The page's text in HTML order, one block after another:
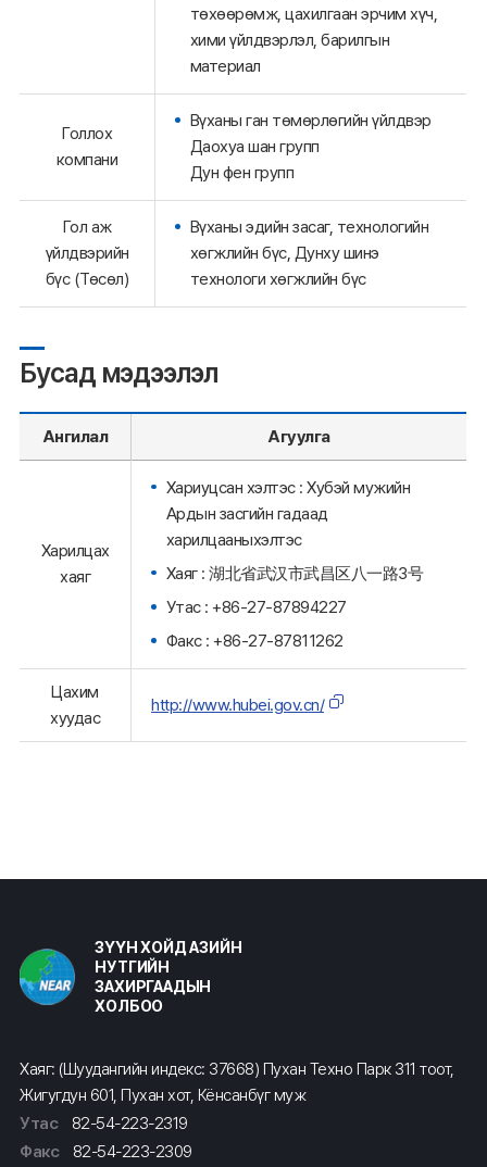
төхөөрөмж, цахилгаан эрчим хүч,
хими үйлдвэрлэл, барилгын
материал
Голлох
компани
Вүханы ган төмөрлөгийн үйлдвэр
Даохуа шан групп
Дун фен групп
Гол аж
үйлдвэрийн
бүс (Төсөл)
Вүханы эдийн засаг, технологийн
хөгжлийн бүс, Дунху шинэ
технологи хөгжлийн бүс
Бусад мэдээлэл
Ангилал Агуулга
Харилцах
хаяг
Хариуцсан хэлтэс : Хубэй мужийн
Ардын засгийн гадаад
харилцааныхэлтэс
Хаяг : 湖北省武汉市武昌区八一路3号
Утас : +86-27-87894227
Факс : +86-27-87811262
Цахим
хуудас
http://www.hubei.gov.cn/
ЗҮҮН ХОЙД АЗИЙН
НУТГИЙН
ЗАХИРГААДЫН
ХОЛБОО
Хаяг: (Шуудангийн индекс: 37668) Пухан Техно Парк 311 тоот,
Жигугдун 601, Пухан хот, Кёнсанбүг муж
Утас
82-54-223-2319
Факс
82-54-223-2309